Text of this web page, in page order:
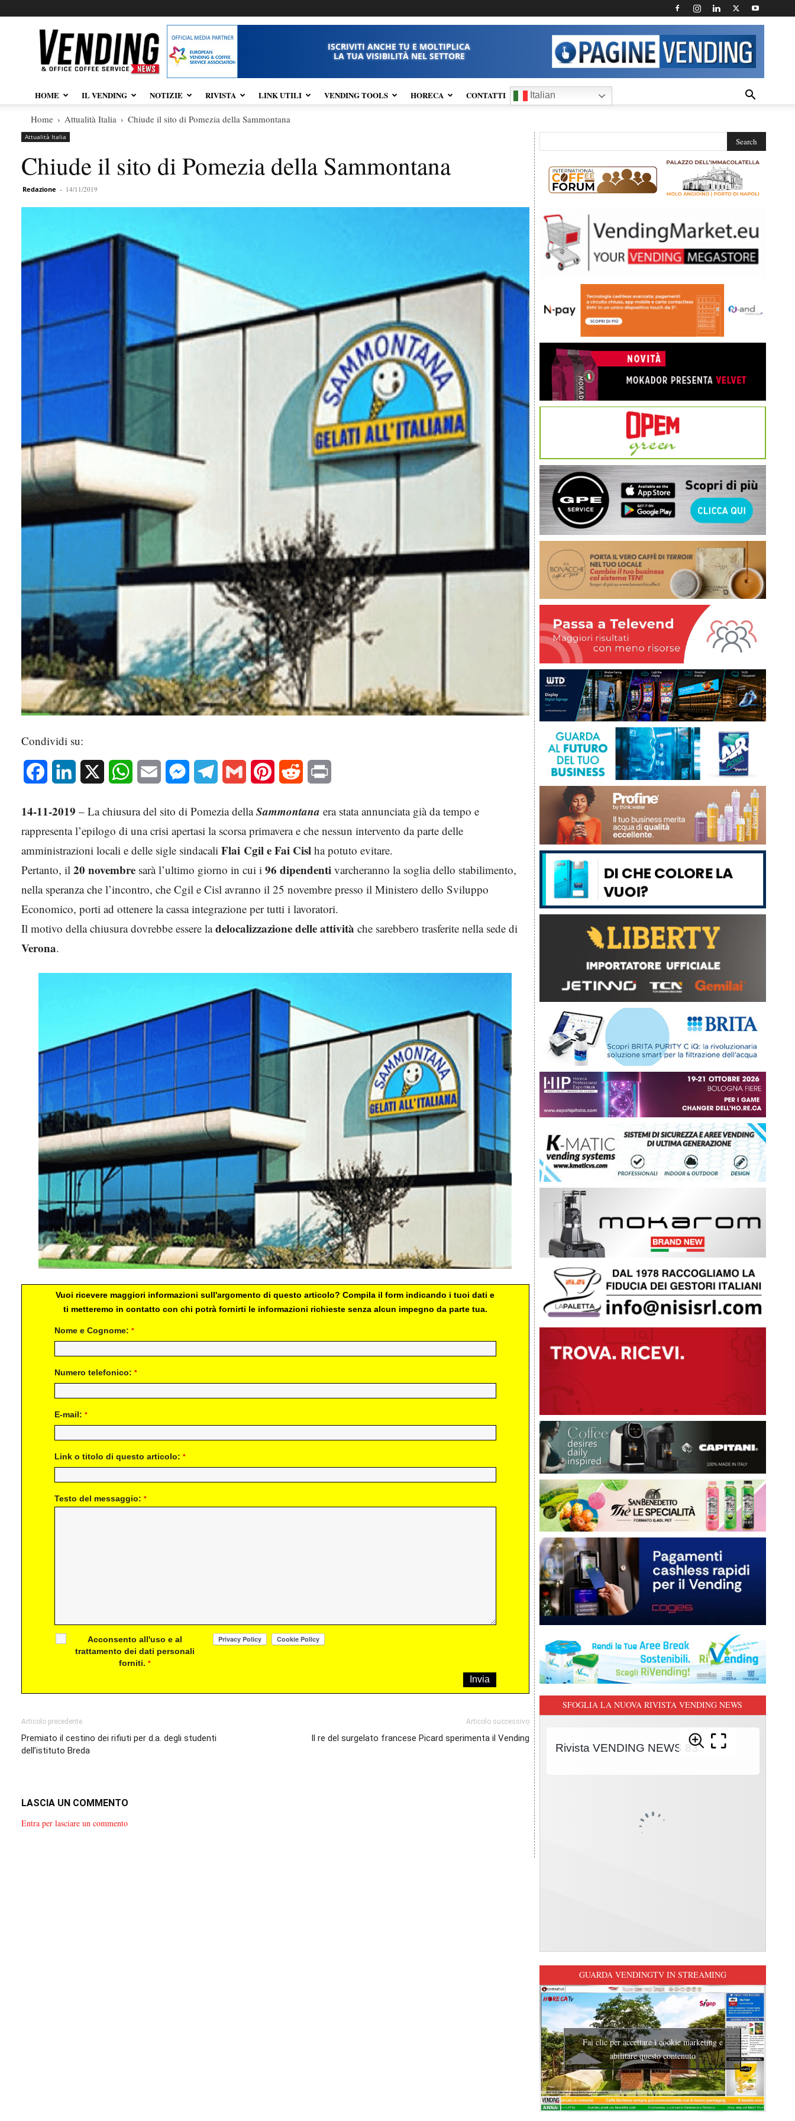
Vendingnews.it
ISCRIVITI ANCHE TU E MOLTIPLICA
LA TUA VISIBILITÀ NEL SETTORE
HOME IL VENDING NOTIZIE RIVISTA LINK UTILI VENDING TOOLS HORECA CONTATTI Italian
Home Attualità Italia Chiude il sito di Pomezia della Sammontana
Attualità Italia
Chiude il sito di Pomezia della Sammontana
Redazione - 14/11/2019
Condividi su:
Facebook LinkedIn WhatsAppEmail MessengerTelegram Gmail Pinterest Reddit
14-11-2019 – La chiusura del sito di Pomezia dellaSammontana era stata annunciata già da tempo e
rappresenta l’epilogo di una crisi apertasi la scorsa primavera e che nessun intervento da parte delle
amministrazioni locali e delle sigle sindacali Flai Cgil e Fai Cisl ha potuto evitare.
Pertanto, il 20 novembre sarà l’ultimo giorno in cui i 96 dipendenti varcheranno la soglia dello stabilimento,
nella speranza che l’incontro, che Cgil e Cisl avranno il 25 novembre presso il Ministero dello Sviluppo
Economico, porti ad ottenere la cassa integrazione per tutti i lavoratori.
Il motivo della chiusura dovrebbe essere ladelocalizzazione delle attività che sarebbero trasferite nella sede di
Verona.
Vuoi ricevere maggiori informazioni sull'argomento di questo articolo? Compila il form indicando i tuoi dati e
ti metteremo in contatto con chi potrà fornirti le informazioni richieste senza alcun impegno da parte tua.
Nome e Cognome: *
Numero telefonico: *
E-mail: *
Link o titolo di questo articolo: *
Testo del messaggio: *
Acconsento all'uso e al
trattamento dei dati personali
forniti.*
Articolo precedente
Premiato il cestino dei rifiuti per d.a. degli studenti
dell’istituto Breda
Articolo successivo
Il re del surgelato francese Picard sperimenta il Vending
LASCIA UN COMMENTO
Entra per lasciare un commento
SFOGLIA LA NUOVA RIVISTA VENDING NEWS
GUARDA VENDINGTV IN STREAMING
Fai clic per accettare i cookie marketing e
abilitare questo contenuto